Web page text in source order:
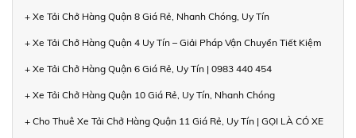
+ Xe Tải Chở Hàng Quận 8 Giá Rẻ, Nhanh Chóng, Uy Tín
+ Xe Tải Chở Hàng Quận 4 Uy Tín – Giải Pháp Vận Chuyển Tiết Kiệm
+ Xe Tải Chở Hàng Quận 6 Giá Rẻ, Uy Tín | 0983 440 454
+ Xe Tải Chở Hàng Quận 10 Giá Rẻ, Uy Tín, Nhanh Chóng
+ Cho Thuê Xe Tải Chở Hàng Quận 11 Giá Rẻ, Uy Tín | GỌI LÀ CÓ XE